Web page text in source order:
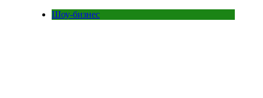
Шоу-бизнес